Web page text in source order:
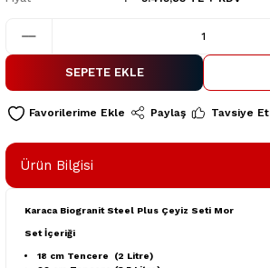
SEPETE EKLE
Paylaş Tavsiye Et
Ürün Bilgisi
Karaca Biogranit Steel Plus Çeyiz Seti Mor
Set İçeriği
18 cm Tencere (2 Litre)